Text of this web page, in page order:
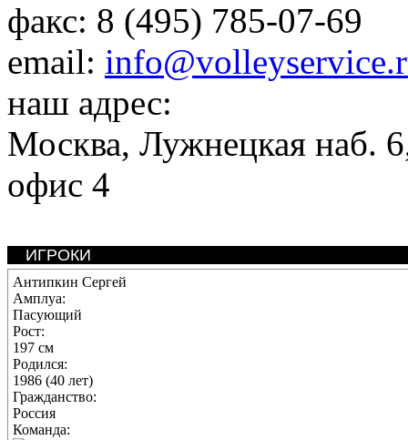
факс: 8 (495) 785-07-69
email:
наш адрес:
Москва, Лужнецкая наб.
офис 4
ИГРОКИ
Антипкин Сергей
Амплуа:
Пасующий
Рост:
197 см
Родился:
1986 (40 лет)
Гражданство:
Россия
Команда: